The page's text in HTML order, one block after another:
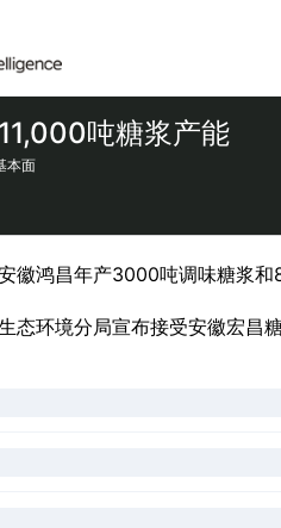
吨糖浆产能
本面
徽鸿昌年产3000吨调味糖浆和
态环境分局宣布接受安徽宏昌